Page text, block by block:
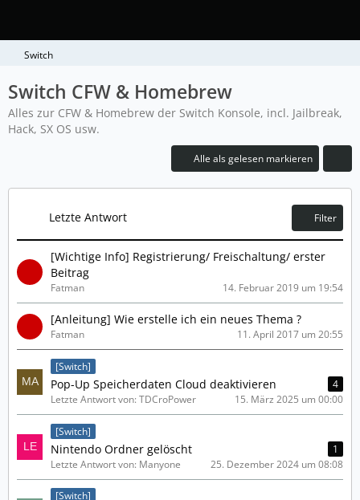
Switch
Switch CFW & Homebrew
Alles zur CFW & Homebrew der Switch Konsole, incl. Jailbreak,
Hack, SX OS usw.
Alle als gelesen markieren
Letzte Antwort Filter
[Wichtige Info] Registrierung/ Freischaltung/ erster
Beitrag
Fatman 14. Februar 2019 um 19:54
[Anleitung] Wie erstelle ich ein neues Thema ?
Fatman 11. April 2017 um 20:55
[Switch]
Pop-Up Speicherdaten Cloud deaktivieren
4
Letzte Antwort von: TDCroPower
15. März 2025 um 00:00
[Switch]
Nintendo Ordner gelöscht
1
Letzte Antwort von: Manyone
25. Dezember 2024 um 08:08
[Switch]